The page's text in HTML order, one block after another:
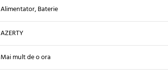
Alimentator, Baterie
AZERTY
Mai mult de o ora